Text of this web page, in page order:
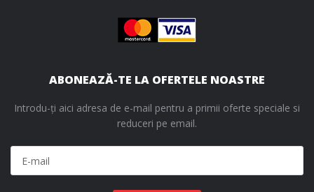
ABONEAZĂ-TE LA OFERTELE NOASTRE
Introdu-ți aici adresa de e-mail pentru a primii oferte speciale si
reduceri pe email.